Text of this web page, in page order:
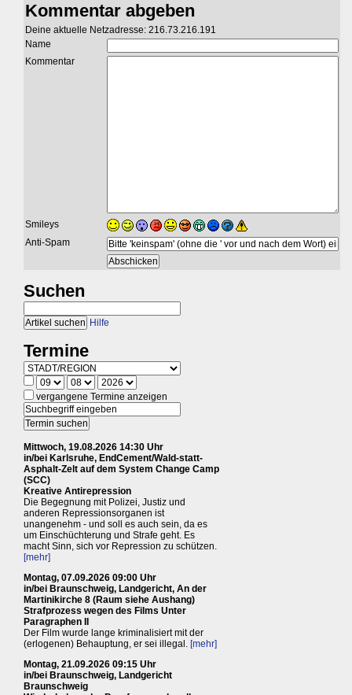
Kommentar abgeben
Deine aktuelle Netzadresse: 216.73.216.191
Name
Kommentar
Smileys
Anti-Spam
Suchen
Hilfe
Termine
vergangene Termine anzeigen
Mittwoch, 19.08.2026 14:30 Uhr
in/bei Karlsruhe, EndCement/Wald-statt-
Asphalt-Zelt auf dem System Change Camp
(SCC)
Kreative Antirepression
Die Begegnung mit Polizei, Justiz und
anderen Repressionsorganen ist
unangenehm - und soll es auch sein, da es
um Einschüchterung und Strafe geht. Es
macht Sinn, sich vor Repression zu schützen.
[mehr]
Montag, 07.09.2026 09:00 Uhr
in/bei Braunschweig, Landgericht, An der
Martinikirche 8 (Raum siehe Aushang)
Strafprozess wegen des Films Unter
Paragraphen II
Der Film wurde lange kriminalisiert mit der
(erlogenen) Behauptung, er sei illegal. [mehr]
Montag, 21.09.2026 09:15 Uhr
in/bei Braunschweig, Landgericht
Braunschweig